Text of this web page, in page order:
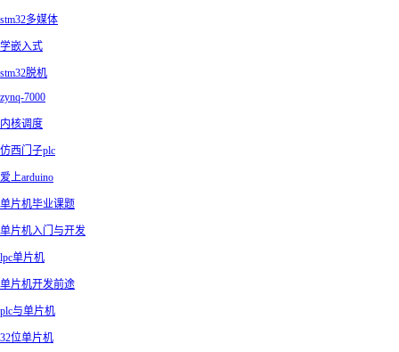
stm32多媒体
学嵌入式
stm32脱机
zynq-7000
内核调度
仿西门子plc
爱上arduino
单片机毕业课题
单片机入门与开发
lpc单片机
单片机开发前途
plc与单片机
32位单片机